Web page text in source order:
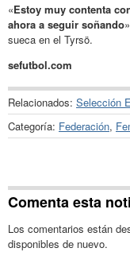
«Estoy muy contenta
ahora a seguir soñando
sueca en el Tyrsö.
sefutbol.com
Relacionados: Selección
Categoría: Federación,
Comenta esta
Los comentarios están
disponibles de nuevo.